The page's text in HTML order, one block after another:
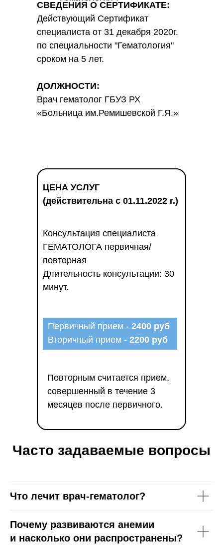
СВЕДЕНИЯ О СЕРТИФИКАТЕ:
Действующий Сертификат
специалиста от 31 декабря 2020г.
по специальности "Гематология"
сроком на 5 лет.
ДОЛЖНОСТИ:
Врач гематолог ГБУЗ РХ
«Больница им.Ремишевской Г.Я.»
ЦЕНА УСЛУГ
(действительна с 01.11.2022 г.)
Консультация специалиста
ГЕМАТОЛОГА первичная/
повторная
Длительность консультации: 30
минут.
Повторным считается прием,
совершенный в течение 3
месяцев после первичного.
Первичный прием - 2400 руб
Вторичный прием - 2200 руб
Часто задаваемые вопросы
Что лечит врач-гематолог?
Почему развиваются анемии
и насколько они распространены?